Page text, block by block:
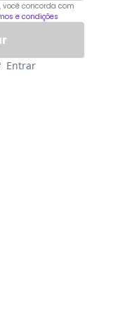
concorda com
e condições
Entrar